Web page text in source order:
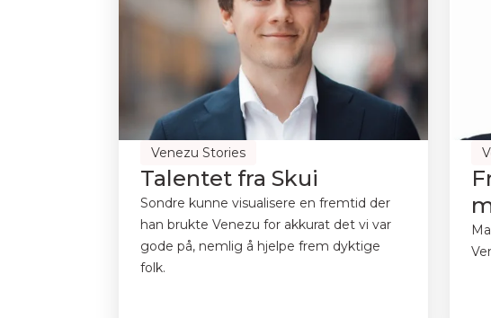
Venezu Stories
Talentet fra Skui
Sondre kunne visualisere en fremtid der
han brukte Venezu for akkurat det vi var
gode på, nemlig å hjelpe frem dyktige
folk.